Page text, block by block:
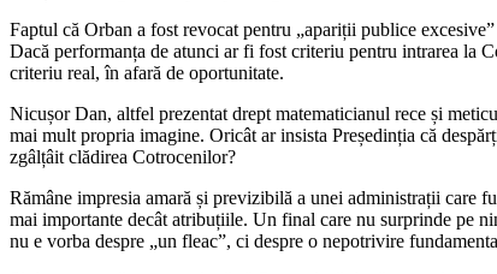
Faptul că Orban a fost revocat pentru „apariții publice
Dacă performanța de atunci ar fi fost criteriu pentru intrarea la
criteriu real, în afară de oportunitate.
Nicușor Dan, altfel prezentat drept matematicianul rece și
mai mult propria imagine. Oricât ar insista Președinția că
zgâlțâit clădirea Cotrocenilor?
Rămâne impresia amară și previzibilă a unei administrații care
mai importante decât atribuțiile. Un final care nu surprinde pe
nu e vorba despre „un fleac”, ci despre o nepotrivire